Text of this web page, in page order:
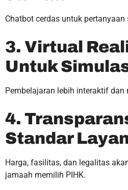
Chatbot cerdas untuk pertanyaan
3. Virtual
Untuk
Pembelajaran lebih interaktif dan
4.
Standar
Harga, fasilitas, dan legalitas
jamaah memilih PIHK.